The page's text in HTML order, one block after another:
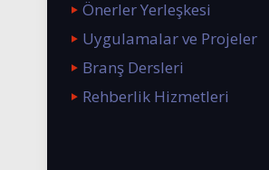
Önerler Yerleşkesi
Uygulamalar ve Projeler
Branş Dersleri
Rehberlik Hizmetleri